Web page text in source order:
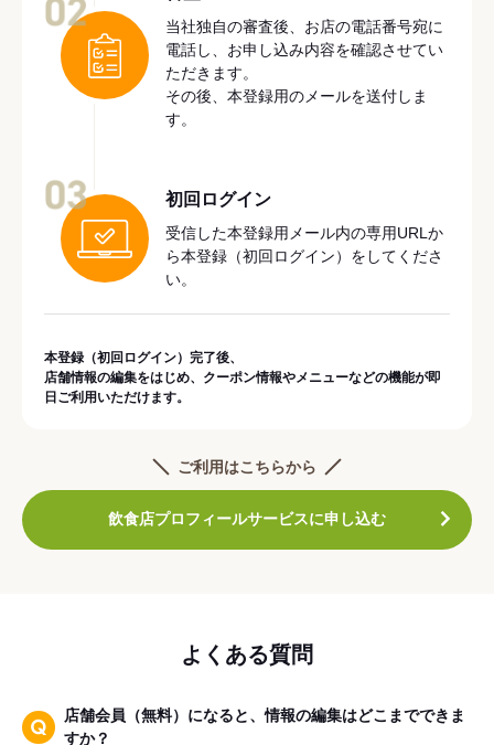
当社独自の審査後、お店の電話番号宛に
電話し、お申し込み内容を確認させてい
ただきます。
その後、本登録用のメールを送付しま
す。
初回ログイン
受信した本登録用メール内の専用URLか
ら本登録（初回ログイン）をしてくださ
い。
本登録（初回ログイン）完了後、
店舗情報の編集をはじめ、クーポン情報やメニューなどの機能が即
日ご利用いただけます。
ご利用はこちらから
飲食店プロフィールサービスに申し込む
よくある質問
店舗会員（無料）になると、情報の編集はどこまでできま
すか？